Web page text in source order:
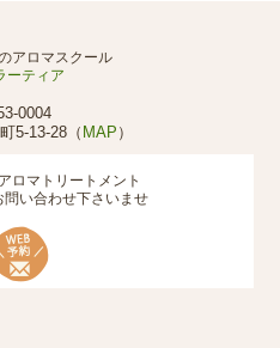
アロマスクール
0004
5-13-28（ MAP ）
ロマトリートメント
問い合わせ下さいませ